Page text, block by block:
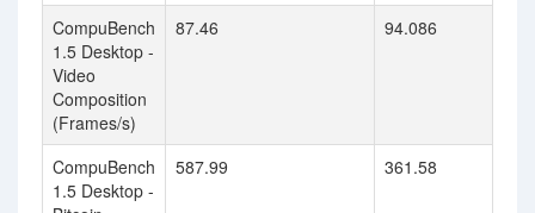
CompuBench
1.5 Desktop -
Video
Composition
(Frames/s)
87.46 94.086
CompuBench
1.5 Desktop -
587.99 361.58